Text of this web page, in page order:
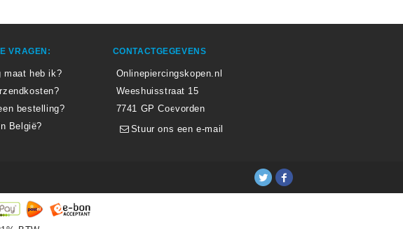
VRAGEN:
maat heb ik?
bestelling?
België?
CONTACTGEGEVENS
Onlinepiercingskopen.nl
Weeshuisstraat 15
7741 GP Coevorden
Stuur ons een e-mail